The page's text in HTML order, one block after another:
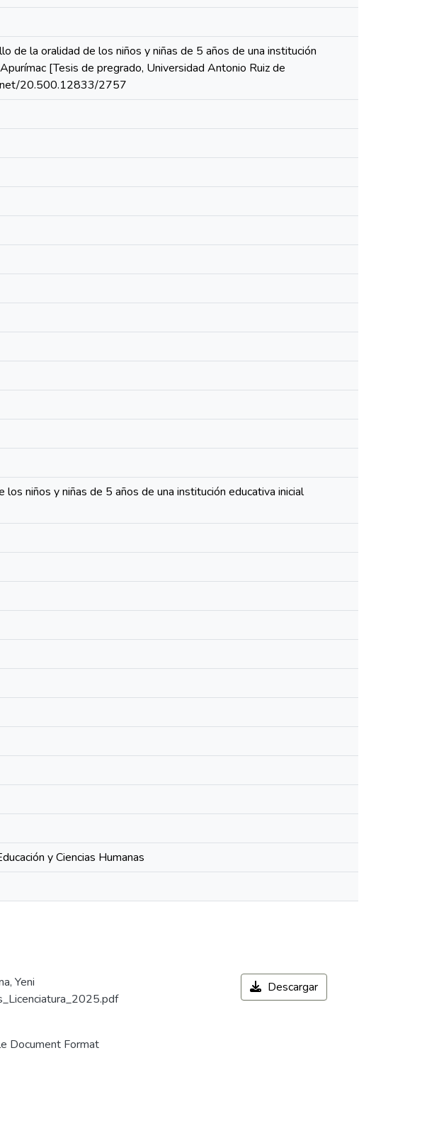
de la oralidad de los niños y niñas de 5 años de una institución
[Tesis de pregrado, Universidad Antonio Ruiz de
20.500.12833/2757
niños y niñas de 5 años de una institución educativa inicial
y Ciencias Humanas
Yeni
Document Format
Descargar